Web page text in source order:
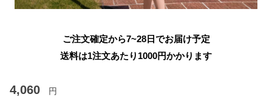
ご注文確定から7~28日でお届け予定
送料は1注文あたり 1000円かかります
4,060 円